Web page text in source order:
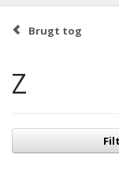
Brugt tog
Z